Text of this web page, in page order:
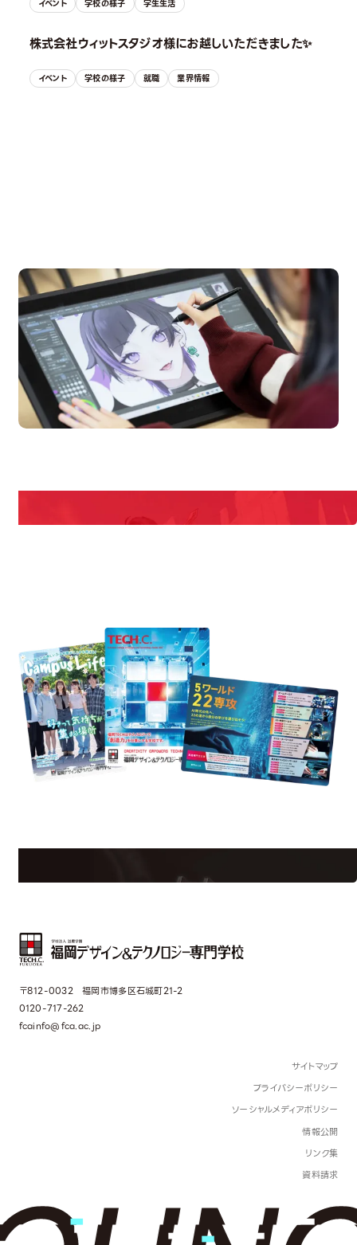
イベント 学校の様子 学生生活
株式会社ウィットスタジオ様にお越しいただきました✨
イベント 学校の様子 就職 業界情報
Campus Open
Information
〒812-0032 福岡市博多区石城町21-2
0120-717-262
fcainfo@fca.ac.jp
サイトマップ
プライバシーポリシー
ソーシャルメディアポリシー
情報公開
リンク集
資料請求